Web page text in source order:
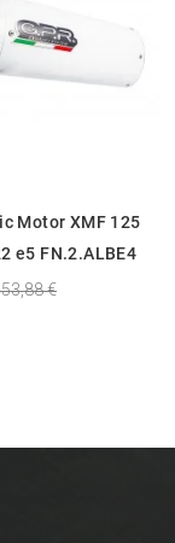
Motor XMF 125
e5 FN.2.ALBE4
€